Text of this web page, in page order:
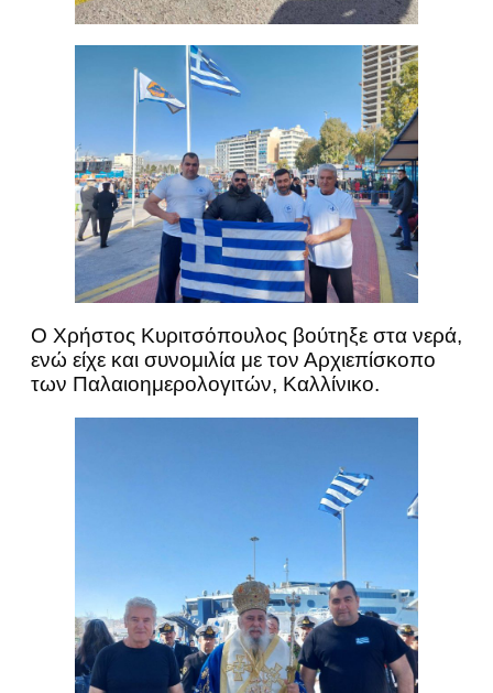
Ο Χρήστος Κυριτσόπουλος βούτηξε στα νερά,
ενώ είχε και συνομιλία με τον Αρχιεπίσκοπο
των Παλαιοημερολογιτών, Καλλίνικο.